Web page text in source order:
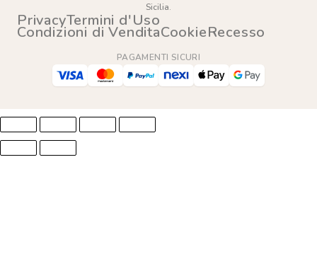
Sicilia.
PrivacyTermini d'Uso
Condizioni di VenditaCookieRecesso
PAGAMENTI SICURI